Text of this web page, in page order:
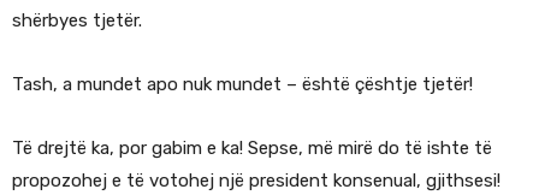
shërbyes tjetër.
Tash, a mundet apo nuk mundet – është çështje tjetër!
Të drejtë ka, por gabim e ka! Sepse, më mirë do të ishte të
propozohej e të votohej një president konsenual, gjithsesi!